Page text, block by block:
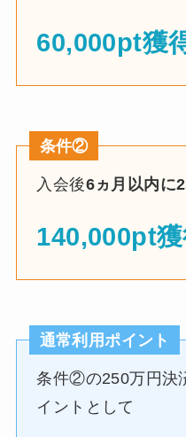
60,000pt獲
条件②
入会後6ヵ月以内に
140,000pt
通常利用ポイント
条件②の250万円決
イントとして